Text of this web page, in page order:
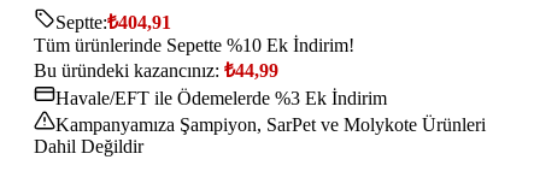
Septte:₺404,91
Tüm ürünlerinde Sepette %10 Ek İndirim!
Bu üründeki kazancınız: ₺44,99
Havale/EFT ile Ödemelerde %3 Ek İndirim
Kampanyamıza Şampiyon, SarPet ve Molykote Ürünleri
Dahil Değildir